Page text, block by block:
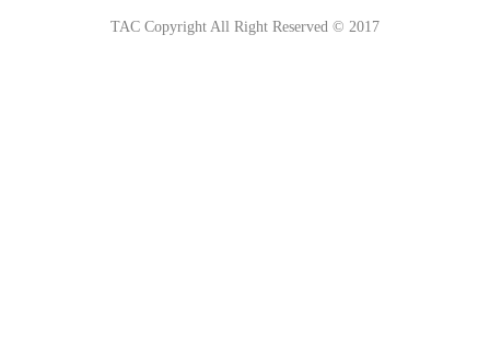
TAC Copyright All Right Reserved © 2017